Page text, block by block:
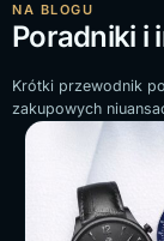
NA BLOGU
Poradniki i
Krótki przewodnik
zakupowych